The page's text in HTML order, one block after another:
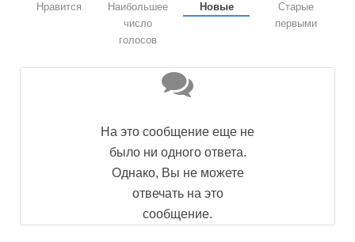
Нравится
Наибольшее
число
голосов
Новые
Старые
первыми
На это сообщение еще не
было ни одного ответа.
Однако, Вы не можете
отвечать на это
сообщение.